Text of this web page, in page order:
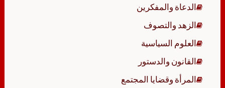
الدعاة والمفكرين
الزهد والتصوف
العلوم السياسية
القانون والدستور
المرأة وقضايا المجتمع